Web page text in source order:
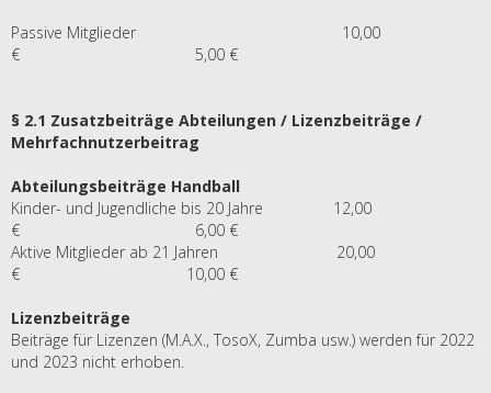
Passive Mitglieder 10,00
€ 5,00 €
§ 2.1 Zusatzbeiträge Abteilungen / Lizenzbeiträge /
Mehrfachnutzerbeitrag
Abteilungsbeiträge Handball
Kinder- und Jugendliche bis 20 Jahre 12,00
€ 6,00 €
Aktive Mitglieder ab 21 Jahren 20,00
€ 10,00 €
Lizenzbeiträge
Beiträge für Lizenzen (M.A.X., TosoX, Zumba usw.) werden für 2022
und 2023 nicht erhoben.